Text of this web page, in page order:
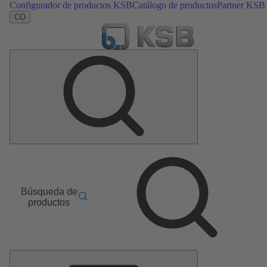
Configurador de productos KSBCatálogo de productosPartner KSB
CO
Búsqueda de
productos